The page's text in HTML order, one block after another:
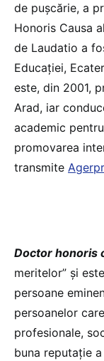
de pușcărie, a
Honoris Causa
de Laudatio a
Educației,
este, din 2001,
Arad, iar
academic
promovarea
transmite
Doctor honoris
meritelor” şi
persoane
persoanelor
profesionale,
buna reputaţie